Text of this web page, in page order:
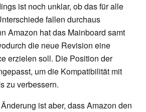
ist noch unklar, ob das für alle
fallen durchaus
Amazon hat das Mainboard samt
die neue Revision eine
erzielen soll. Die Position der
um die Kompatibilität mit
zu verbessern.
ist aber, dass Amazon den